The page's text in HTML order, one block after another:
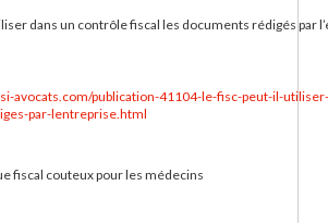
dans un contrôle fiscal les documents rédigés par
avocats.com/publication-41104-le-fisc-peut-il-
par-lentreprise.html
fiscal couteux pour les médecins